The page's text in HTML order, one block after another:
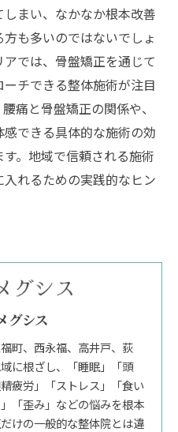
まい、なかなか根本改善
も多いのではないでしょ
では、骨盤矯正を通じて
チできる整体施術が注目
痛と骨盤矯正の関係や、
できる具体的な施術の効
。地域で信頼される施術
れるための実践的なヒン
グシス
町、西永福、高井戸、荻
に根ざし、「睡眠」「頭
疲労」「ストレス」「食い
「歪み」などの悩みを根本
けの一般的な整体院とは違